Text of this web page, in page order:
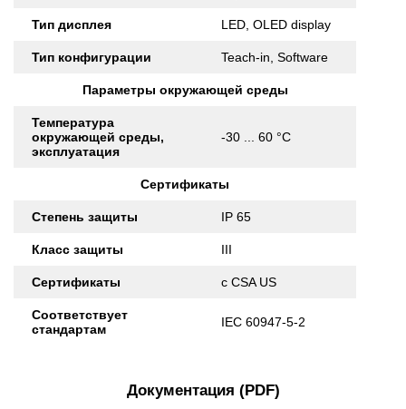
Тип дисплея LED, OLED display
Тип конфигурации Teach-in, Software
Параметры окружающей среды
Температура
окружающей среды,
эксплуатация
-30 ... 60 °C
Сертификаты
Степень защиты IP 65
Класс защиты III
Сертификаты c CSA US
Соответствует
стандартам
IEC 60947-5-2
Документация (PDF)